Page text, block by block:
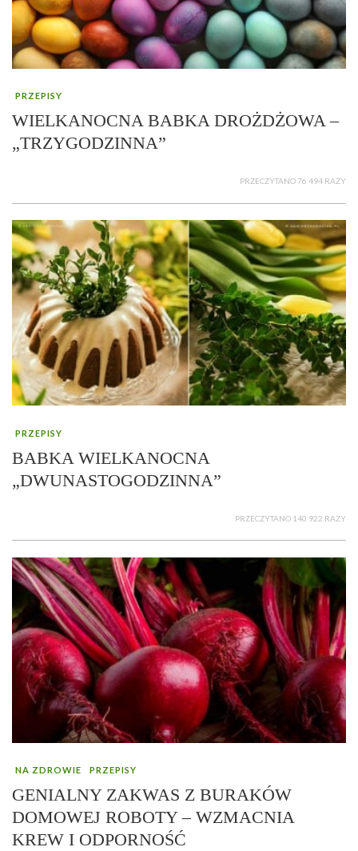
PRZEPISY
WIELKANOCNA BABKA DROŻDŻOWA –
„TRZYGODZINNA”
PRZECZYTANO 76 494 RAZY
PRZEPISY
BABKA WIELKANOCNA
„DWUNASTOGODZINNA”
PRZECZYTANO 140 922 RAZY
NA ZDROWIE PRZEPISY
GENIALNY ZAKWAS Z BURAKÓW
DOMOWEJ ROBOTY – WZMACNIA
KREW I ODPORNOŚĆ